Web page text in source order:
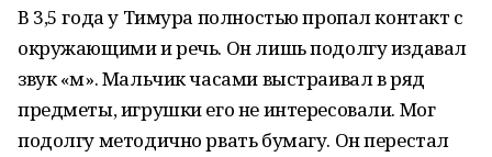
В 3,5 года у Тимура полностью пропал контакт с
окружающими и речь. Он лишь подолгу издавал
звук «м». Мальчик часами выстраивал в ряд
предметы, игрушки его не интересовали. Мог
подолгу методично рвать бумагу. Он перестал